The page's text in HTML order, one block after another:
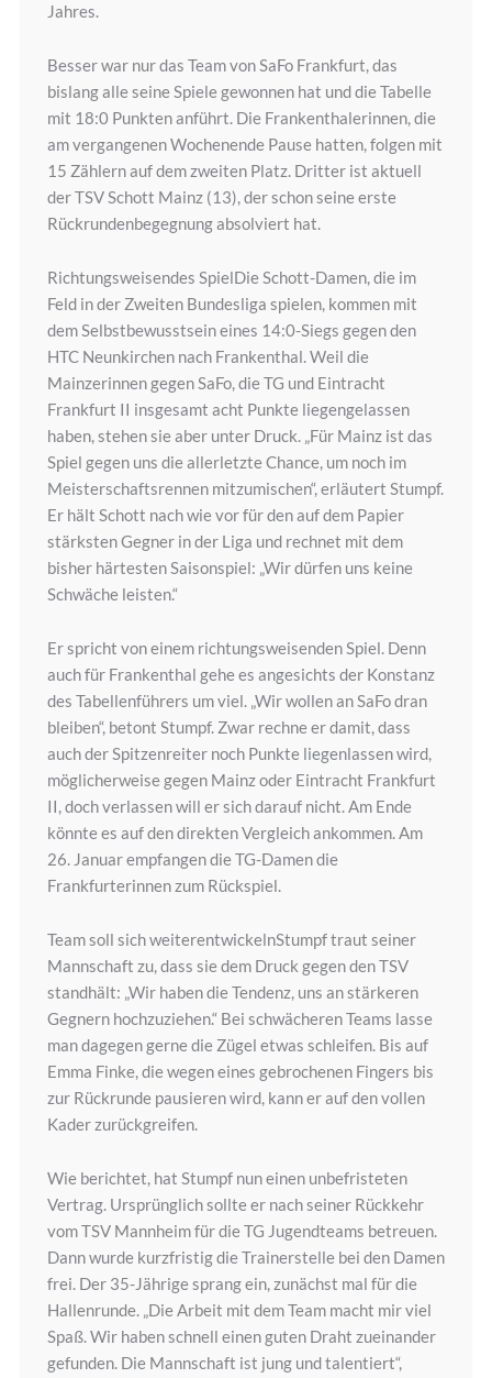
Jahres.
Besser war nur das Team von SaFo Frankfurt, das
bislang alle seine Spiele gewonnen hat und die Tabelle
mit 18:0 Punkten anführt. Die Frankenthalerinnen, die
am vergangenen Wochenende Pause hatten, folgen mit
15 Zählern auf dem zweiten Platz. Dritter ist aktuell
der TSV Schott Mainz (13), der schon seine erste
Rückrundenbegegnung absolviert hat.
Richtungsweisendes SpielDie Schott-Damen, die im
Feld in der Zweiten Bundesliga spielen, kommen mit
dem Selbstbewusstsein eines 14:0-Siegs gegen den
HTC Neunkirchen nach Frankenthal. Weil die
Mainzerinnen gegen SaFo, die TG und Eintracht
Frankfurt II insgesamt acht Punkte liegengelassen
haben, stehen sie aber unter Druck. „Für Mainz ist das
Spiel gegen uns die allerletzte Chance, um noch im
Meisterschaftsrennen mitzumischen“, erläutert Stumpf.
Er hält Schott nach wie vor für den auf dem Papier
stärksten Gegner in der Liga und rechnet mit dem
bisher härtesten Saisonspiel: „Wir dürfen uns keine
Schwäche leisten.“
Er spricht von einem richtungsweisenden Spiel. Denn
auch für Frankenthal gehe es angesichts der Konstanz
des Tabellenführers um viel. „Wir wollen an SaFo dran
bleiben“, betont Stumpf. Zwar rechne er damit, dass
auch der Spitzenreiter noch Punkte liegenlassen wird,
möglicherweise gegen Mainz oder Eintracht Frankfurt
II, doch verlassen will er sich darauf nicht. Am Ende
könnte es auf den direkten Vergleich ankommen. Am
26. Januar empfangen die TG-Damen die
Frankfurterinnen zum Rückspiel.
Team soll sich weiterentwickelnStumpf traut seiner
Mannschaft zu, dass sie dem Druck gegen den TSV
standhält: „Wir haben die Tendenz, uns an stärkeren
Gegnern hochzuziehen.“ Bei schwächeren Teams lasse
man dagegen gerne die Zügel etwas schleifen. Bis auf
Emma Finke, die wegen eines gebrochenen Fingers bis
zur Rückrunde pausieren wird, kann er auf den vollen
Kader zurückgreifen.
Wie berichtet, hat Stumpf nun einen unbefristeten
Vertrag. Ursprünglich sollte er nach seiner Rückkehr
vom TSV Mannheim für die TG Jugendteams betreuen.
Dann wurde kurzfristig die Trainerstelle bei den Damen
frei. Der 35-Jährige sprang ein, zunächst mal für die
Hallenrunde. „Die Arbeit mit dem Team macht mir viel
Spaß. Wir haben schnell einen guten Draht zueinander
gefunden. Die Mannschaft ist jung und talentiert“,